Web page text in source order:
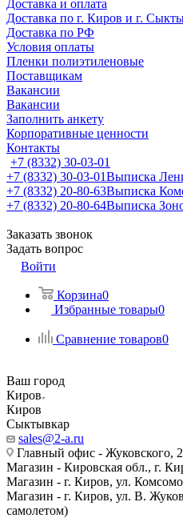
Доставка и оплата
Доставка по г. Киров и г.
Доставка по РФ
Условия оплаты
Пленки полиэтиленовые
Поставщикам
Вакансии
Вакансии
Заполнить анкету
Корпоративные ценности
Контакты
+7 (8332) 30-03-01
+7 (8332) 30-03-01Выписка
+7 (8332) 20-80-63Выписка
+7 (8332) 20-80-64Выписка
Заказать звонок
Задать вопрос
Войти
Корзина0
Избранные товары0
Сравнение товаров0
Ваш город
Киров
Киров
Сыктывкар
sales@2-a.ru
Главный офис - Жуковского,
Магазин - Кировская обл., г.
Магазин - г. Киров, ул.
Магазин - г. Киров, ул. В.
самолетом)